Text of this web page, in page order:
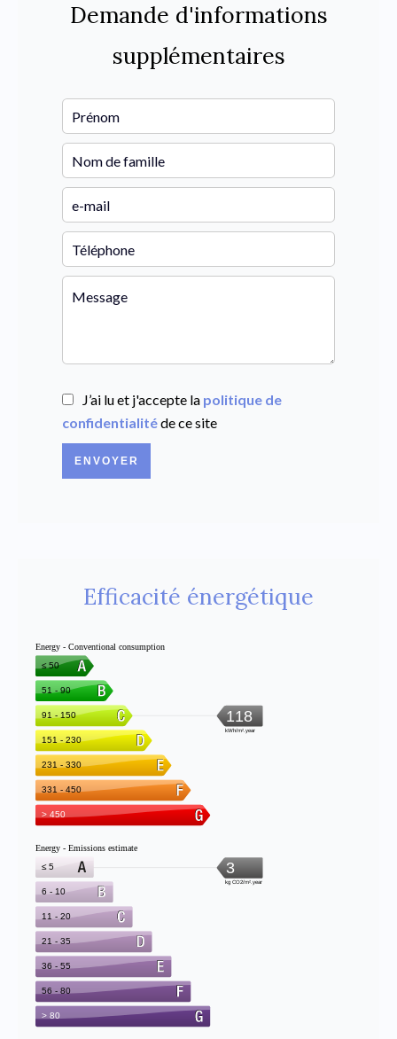
Demande d'informations
supplémentaires
J’ai lu et j'accepte la politique de
confidentialitéde ce site
ENVOYER
Efficacité énergétique